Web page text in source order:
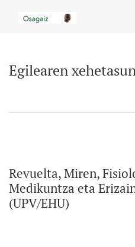
Egilearen
Revuelta, Miren,
Medikuntza eta
(UPV/EHU)